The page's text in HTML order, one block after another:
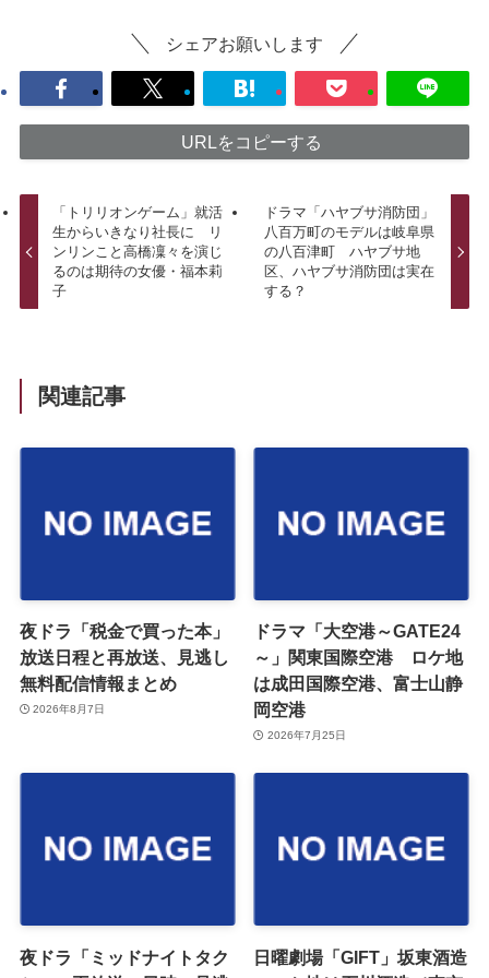
シェアお願いします
URLをコピーする
「トリリオンゲーム」就活
生からいきなり社長に リ
ンリンこと高橋凜々を演じ
るのは期待の女優・福本莉
子
ドラマ「ハヤブサ消防団」
八百万町のモデルは岐阜県
の八百津町 ハヤブサ地
区、ハヤブサ消防団は実在
する？
関連記事
夜ドラ「税金で買った本」
放送日程と再放送、見逃し
無料配信情報まとめ
2026年8月7日
ドラマ「大空港～GATE24
～」関東国際空港 ロケ地
は成田国際空港、富士山静
岡空港
2026年7月25日
夜ドラ「ミッドナイトタク
日曜劇場「GIFT」坂東酒造